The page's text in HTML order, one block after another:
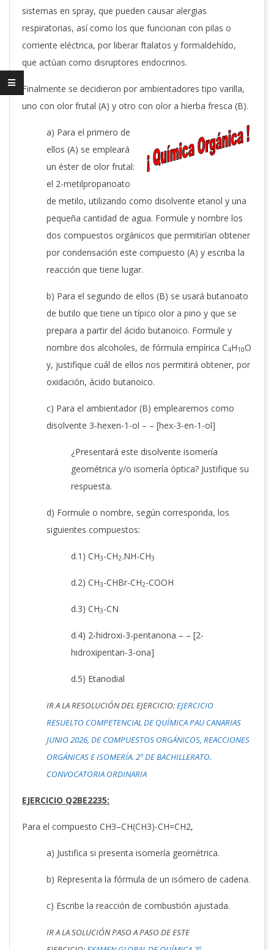
sistemas en spray, que pueden causar alergias
respiratorias, así como los que funcionan con pilas o
corriente eléctrica, por liberar ftalatos y formaldehído,
que actúan como disruptores endocrinos.
Finalmente se decidieron por ambientadores tipo varilla,
uno con olor frutal (A) y otro con olor a hierba fresca (B).
a) Para el primero de
ellos (A) se empleará
un éster de olor frutal:
el 2-metilpropanoato
de metilo, utilizando como disolvente etanol y una
pequeña cantidad de agua. Formule y nombre los
dos compuestos orgánicos que permitirían obtener
por condensación este compuesto (A) y escriba la
reacción que tiene lugar.
b) Para el segundo de ellos (B) se usará butanoato
de butilo que tiene un típico olor a pino y que se
prepara a partir del ácido butanoico. Formule y
nombre dos alcoholes, de fórmula empírica C4H10O
y, justifique cuál de ellos nos permitirá obtener, por
oxidación, ácido butanoico.
c) Para el ambientador (B) emplearemos como
disolvente 3-hexen-1-ol – – [hex-3-en-1-ol]
¿Presentará este disolvente isomería
geométrica y/o isomería óptica? Justifique su
respuesta.
d) Formule o nombre, según corresponda, los
siguientes compuestos:
d.1) CH3-CH2-NH-CH3
d.2) CH3-CHBr-CH2-COOH
d.3) CH3-CN
d.4) 2-hidroxi-3-pentanona – – [2-
hidroxipentan-3-ona]
d.5) Etanodial
IR A LA RESOLUCIÓN DEL EJERCICIO:EJERCICIO
RESUELTO COMPETENCIAL DE QUÍMICA PAU CANARIAS
JUNIO 2026, DE COMPUESTOS ORGÁNICOS, REACCIONES
ORGÁNICAS E ISOMERÍA. 2º DE BACHILLERATO.
CONVOCATORIA ORDINARIA
EJERCICIO Q2BE2235:
Para el compuesto CH3–CH(CH3)-CH=CH2,
a) Justifica si presenta isomería geométrica.
b) Representa la fórmula de un isómero de cadena.
c) Escribe la reacción de combustión ajustada.
IR A LA SOLUCIÓN PASO A PASO DE ESTE